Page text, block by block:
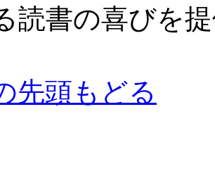
読書の喜びを
先頭もどる